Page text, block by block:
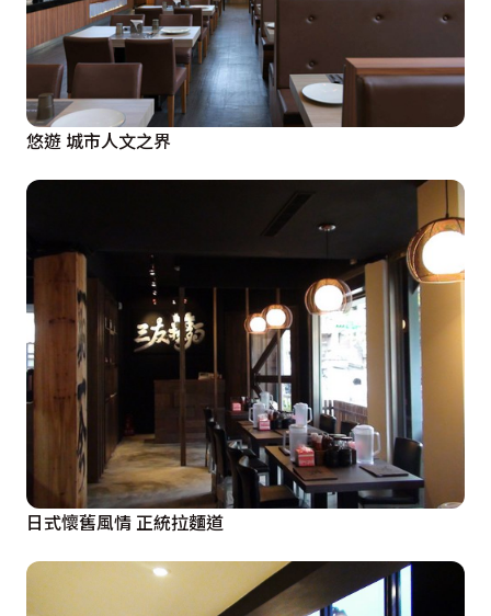
悠遊 城市人文之界
日式懷舊風情 正統拉麵道